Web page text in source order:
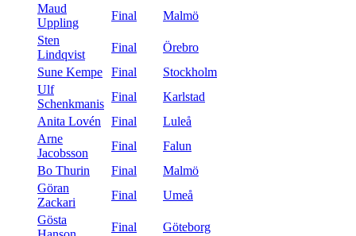
Maud
Uppling
Final
Malmö
Sten
Lindqvist
Final
Örebro
Sune Kempe
Final
Stockholm
Ulf
Schenkmanis
Final Karlstad
Anita Lovén Final
Luleå
Arne
Jacobsson
Final
Falun
Bo Thurin
Final
Malmö
Göran
Zackari
Final
Umeå
Gösta
Final
Göteborg